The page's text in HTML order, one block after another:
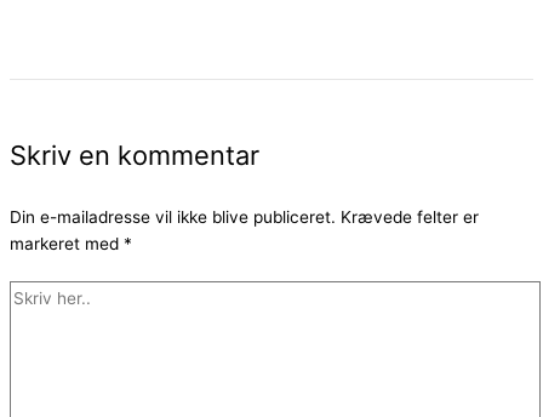
Skriv en kommentar
Din e-mailadresse vil ikke blive publiceret. Krævede felter er
markeret med *
Skriv